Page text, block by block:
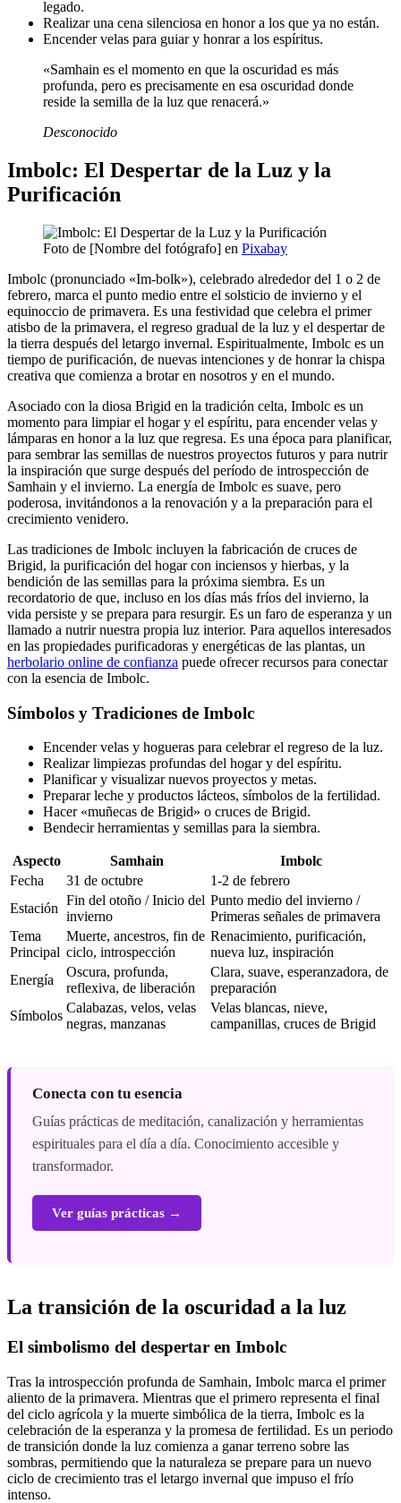
legado.
Realizar una cena silenciosa en honor a los que ya no están.
Encender velas para guiar y honrar a los espíritus.
«Samhain es el momento en que la oscuridad es más
profunda, pero es precisamente en esa oscuridad donde
reside la semilla de la luz que renacerá.»
Desconocido
Imbolc: El Despertar de la Luz y la
Purificación
Foto de [Nombre del fotógrafo] en Pixabay
Imbolc (pronunciado «Im-bolk»), celebrado alrededor del 1 o 2 de
febrero, marca el punto medio entre el solsticio de invierno y el
equinoccio de primavera. Es una festividad que celebra el primer
atisbo de la primavera, el regreso gradual de la luz y el despertar de
la tierra después del letargo invernal. Espiritualmente, Imbolc es un
tiempo de purificación, de nuevas intenciones y de honrar la chispa
creativa que comienza a brotar en nosotros y en el mundo.
Asociado con la diosa Brigid en la tradición celta, Imbolc es un
momento para limpiar el hogar y el espíritu, para encender velas y
lámparas en honor a la luz que regresa. Es una época para planificar,
para sembrar las semillas de nuestros proyectos futuros y para nutrir
la inspiración que surge después del período de introspección de
Samhain y el invierno. La energía de Imbolc es suave, pero
poderosa, invitándonos a la renovación y a la preparación para el
crecimiento venidero.
Las tradiciones de Imbolc incluyen la fabricación de cruces de
Brigid, la purificación del hogar con inciensos y hierbas, y la
bendición de las semillas para la próxima siembra. Es un
recordatorio de que, incluso en los días más fríos del invierno, la
vida persiste y se prepara para resurgir. Es un faro de esperanza y un
llamado a nutrir nuestra propia luz interior. Para aquellos interesados
en las propiedades purificadoras y energéticas de las plantas, un
herbolario online de confianza puede ofrecer recursos para conectar
con la esencia de Imbolc.
Símbolos y Tradiciones de Imbolc
Encender velas y hogueras para celebrar el regreso de la luz.
Realizar limpiezas profundas del hogar y del espíritu.
Planificar y visualizar nuevos proyectos y metas.
Preparar leche y productos lácteos, símbolos de la fertilidad.
Hacer «muñecas de Brigid» o cruces de Brigid.
Bendecir herramientas y semillas para la siembra.
Aspecto Samhain
Imbolc
Fecha
31 de octubre
1-2 de febrero
Estación
Fin del otoño / Inicio del
invierno
Punto medio del invierno /
Primeras señales de primavera
Tema
Principal
Muerte, ancestros, fin de
ciclo, introspección
Renacimiento, purificación,
nueva luz, inspiración
Energía
Oscura, profunda,
reflexiva, de liberación
Clara, suave, esperanzadora, de
preparación
Símbolos
Calabazas, velos, velas
negras, manzanas
Velas blancas, nieve,
campanillas, cruces de Brigid
Conecta con tu esencia
Guías prácticas de meditación, canalización y herramientas
espirituales para el día a día. Conocimiento accesible y
transformador.
Ver guías prácticas →
La transición de la oscuridad a la luz
El simbolismo del despertar en Imbolc
Tras la introspección profunda de Samhain, Imbolc marca el primer
aliento de la primavera. Mientras que el primero representa el final
del ciclo agrícola y la muerte simbólica de la tierra, Imbolc es la
celebración de la esperanza y la promesa de fertilidad. Es un periodo
de transición donde la luz comienza a ganar terreno sobre las
sombras, permitiendo que la naturaleza se prepare para un nuevo
ciclo de crecimiento tras el letargo invernal que impuso el frío
intenso.